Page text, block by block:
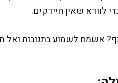
לוודא שאין חיידקים.
אשמח לשמוע בתגובות